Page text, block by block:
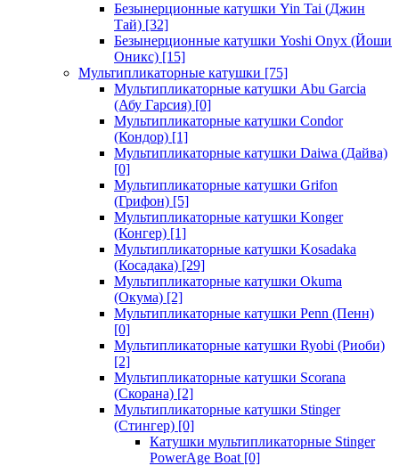
Безынерционные катушки Yin Tai (Джин
Тай) [32]
Безынерционные катушки Yoshi Onyx (Йоши
Оникс) [15]
Мультипликаторные катушки [75]
Мультипликаторные катушки Abu Garcia
(Абу Гарсия) [0]
Мультипликаторные катушки Condor
(Кондор) [1]
Мультипликаторные катушки Daiwa (Дайва)
[0]
Мультипликаторные катушки Grifon
(Грифон) [5]
Мультипликаторные катушки Konger
(Конгер) [1]
Мультипликаторные катушки Kosadaka
(Косадака) [29]
Мультипликаторные катушки Okuma
(Окума) [2]
Мультипликаторные катушки Penn (Пенн)
[0]
Мультипликаторные катушки Ryobi (Риоби)
[2]
Мультипликаторные катушки Scorana
(Скорана) [2]
Мультипликаторные катушки Stinger
(Стингер) [0]
Катушки мультипликаторные Stinger
PowerAge Boat [0]